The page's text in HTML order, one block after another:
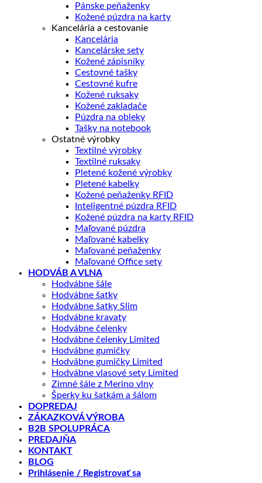
Pánske peňaženky
Kožené púzdra na karty
Kancelária a cestovanie
Kancelária
Kancelárske sety
Kožené zápisníky
Cestovné tašky
Cestovné kufre
Kožené ruksaky
Kožené zakladače
Púzdra na obleky
Tašky na notebook
Ostatné výrobky
Textilné výrobky
Textilné ruksaky
Pletené kožené výrobky
Pletené kabelky
Kožené peňaženky RFID
Inteligentné púzdra RFID
Kožené púzdra na karty RFID
Maľované púzdra
Maľované kabelky
Maľované peňaženky
Maľované Office sety
HODVÁB A VLNA
Hodvábne šále
Hodvábne šatky
Hodvábne šatky Slim
Hodvábne kravaty
Hodvábne čelenky
Hodvábne čelenky Limited
Hodvábne gumičky
Hodvábne gumičky Limited
Hodvábne vlasové sety Limited
Zimné šále z Merino vlny
Šperky ku šatkám a šálom
DOPREDAJ
ZÁKAZKOVÁ VÝROBA
B2B SPOLUPRÁCA
PREDAJŇA
KONTAKT
BLOG
Prihlásenie / Registrovať sa